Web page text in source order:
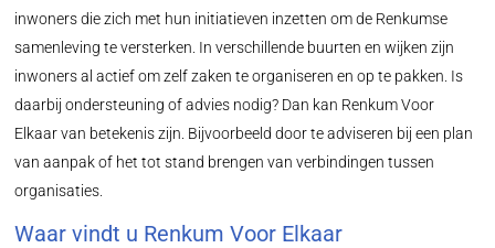
inwoners die zich met hun initiatieven inzetten om de Renkumse
samenleving te versterken. In verschillende buurten en wijken zijn
inwoners al actief om zelf zaken te organiseren en op te pakken. Is
daarbij ondersteuning of advies nodig? Dan kan Renkum Voor
Elkaar van betekenis zijn. Bijvoorbeeld door te adviseren bij een plan
van aanpak of het tot stand brengen van verbindingen tussen
organisaties.
Waar vindt u Renkum Voor Elkaar